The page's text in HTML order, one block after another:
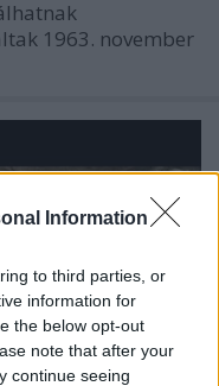
Information
to third parties, or
information for
the below opt-out
note that after your
continue seeing
1963. november